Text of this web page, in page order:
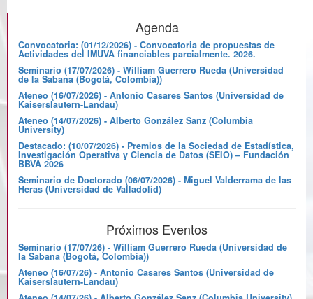
Agenda
Convocatoria: (01/12/2026) - Convocatoria de propuestas de
Actividades del IMUVA financiables parcialmente. 2026.
Seminario (17/07/2026) - William Guerrero Rueda (Universidad
de la Sabana (Bogotá, Colombia))
Ateneo (16/07/2026) - Antonio Casares Santos (Universidad de
Kaiserslautern-Landau)
Ateneo (14/07/2026) - Alberto González Sanz (Columbia
University)
Destacado: (10/07/2026) - Premios de la Sociedad de Estadística,
Investigación Operativa y Ciencia de Datos (SEIO) – Fundación
BBVA 2026
Seminario de Doctorado (06/07/2026) - Miguel Valderrama de las
Heras (Universidad de Valladolid)
Próximos Eventos
Seminario (17/07/26) - William Guerrero Rueda (Universidad de
la Sabana (Bogotá, Colombia))
Ateneo (16/07/26) - Antonio Casares Santos (Universidad de
Kaiserslautern-Landau)